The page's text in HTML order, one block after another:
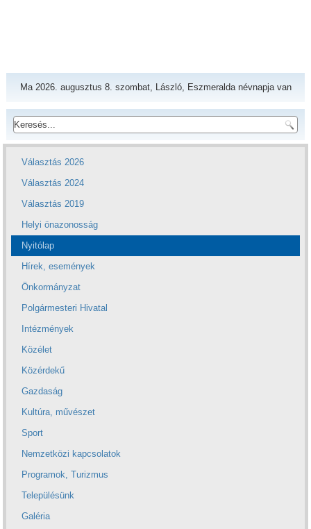
Ma 2026. augusztus 8. szombat, László, Eszmeralda névnapja van
Választás 2026
Választás 2024
Választás 2019
Helyi önazonosság
Nyitólap
Hírek, események
Önkormányzat
Polgármesteri Hivatal
Intézmények
Közélet
Közérdekű
Gazdaság
Kultúra, művészet
Sport
Nemzetközi kapcsolatok
Programok, Turizmus
Településünk
Galéria